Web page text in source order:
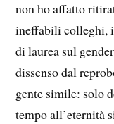
non ho affatto
ineffabili colleghi,
di laurea sul
dissenso dal
gente simile: solo
tempo all’eternità